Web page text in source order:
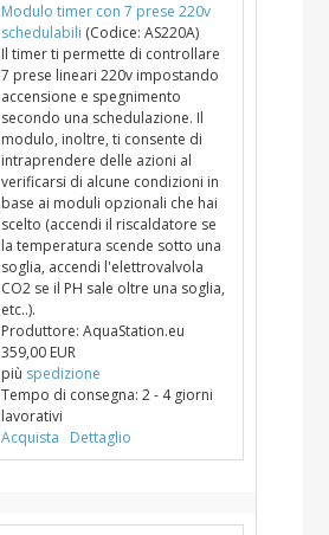
Modulo timer con 7 prese 220v
schedulabili (Codice: AS220A)
Il timer ti permette di controllare
7 prese lineari 220v impostando
accensione e spegnimento
secondo una schedulazione. Il
modulo, inoltre, ti consente di
intraprendere delle azioni al
verificarsi di alcune condizioni in
base ai moduli opzionali che hai
scelto (accendi il riscaldatore se
la temperatura scende sotto una
soglia, accendi l'elettrovalvola
CO2 se il PH sale oltre una soglia,
etc..).
Produttore: AquaStation.eu
359,00 EUR
più spedizione
Tempo di consegna: 2 - 4 giorni
lavorativi
Acquista
Dettaglio